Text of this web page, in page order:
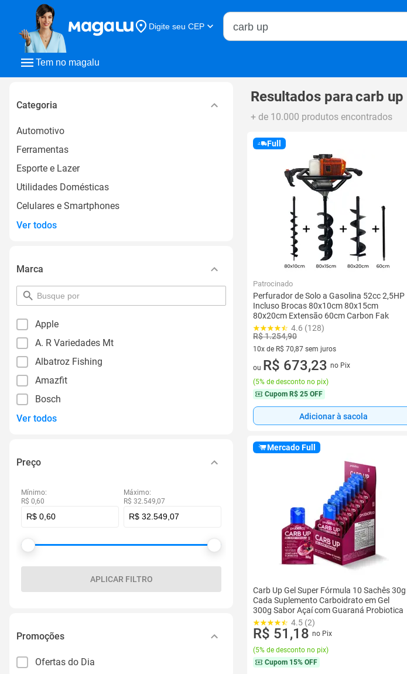
Tem no magalu
Digite seu CEP
Buscar no Magalu
Categoria
Automotivo
Ferramentas
Esporte e Lazer
Utilidades Domésticas
Celulares e Smartphones
Ver todos
Marca
pesquisar
por
Apple
A. R Variedades Mt
Albatroz Fishing
Amazfit
Bosch
Ver todos
Preço
Mínimo:
R$ 0,60
Máximo:
R$ 32.549,07
APLICAR FILTRO
Promoções
Ofertas do Dia
Resultados paracarb up
+ de 10.000 produtos encontrados
Full
Patrocinado
Perfurador de Solo a Gasolina 52cc 2,5HP
Incluso Brocas 80x10cm 80x15cm
80x20cm Extensão 60cm Carbon Fak
4.6 (128)
R$ 1.254,90
10x de R$ 70,87 sem juros
10 vez de R$ 70,87 sem juros
ou R$ 673,23 no Pix
(5% de desconto no pix)
Cupom R$ 25 OFF
Adicionar à sacola
Mercado Full
Carb Up Gel Super Fórmula 10 Sachês 30g
Cada Suplemento Carboidrato em Gel
300g Sabor Açaí com Guaraná Probiotica
4.5 (2)
R$ 51,18 no Pix
(5% de desconto no pix)
Cupom 15% OFF